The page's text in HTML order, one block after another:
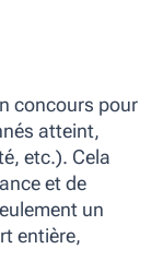
concours pour
atteint,
etc.). Cela
et de
un
entière,